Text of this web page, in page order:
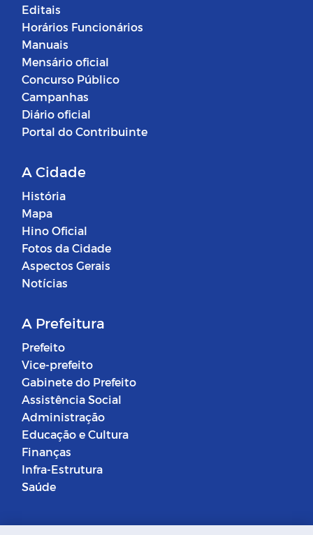
Editais
Horários Funcionários
Manuais
Mensário oficial
Concurso Público
Campanhas
Diário oficial
Portal do Contribuinte
A Cidade
História
Mapa
Hino Oficial
Fotos da Cidade
Aspectos Gerais
Notícias
A Prefeitura
Prefeito
Vice-prefeito
Gabinete do Prefeito
Assistência Social
Administração
Educação e Cultura
Finanças
Infra-Estrutura
Saúde